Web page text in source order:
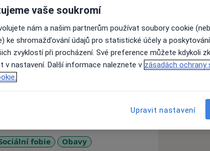
z principů kognitivně behaviorální
pod vedením Institutu
jako psycholog v pedagogicko-
dětem se specifickými
pokud nedorazíte a schůzku
poplatek
fobie
Obavy
vaše soukromí
nám a našim partnerům používat soubory cookie
ke shromažďování údajů pro statistické účely a
zvyklostí při procházení. Své preference můžete kdykoli
v nastavení. Další informace naleznete v zásadách ochrany
Upravit nastavení